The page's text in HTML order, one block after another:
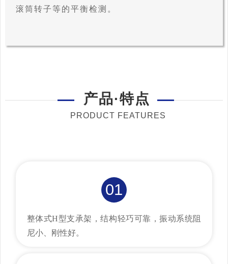
滚筒转子等的平衡检测。
产品·特点
PRODUCT FEATURES
01
整体式H型支承架，结构轻巧可靠，振动系统阻
尼小、刚性好。